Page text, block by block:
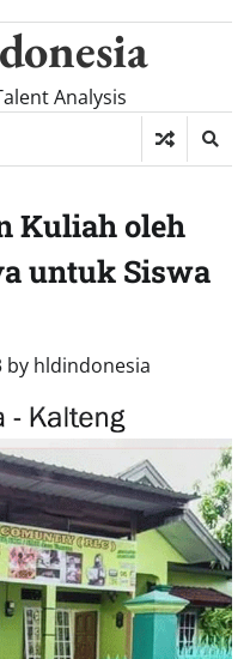
Analysis
Kuliah oleh
untuk Siswa
by hldindonesia